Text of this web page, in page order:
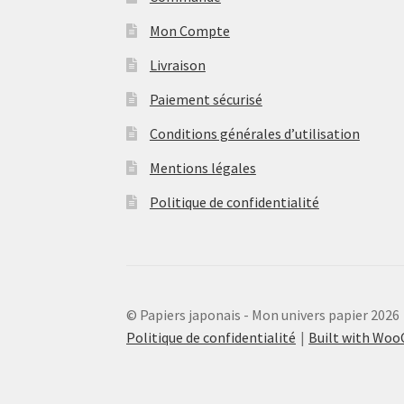
Mon Compte
Livraison
Paiement sécurisé
Conditions générales d’utilisation
Mentions légales
Politique de confidentialité
© Papiers japonais - Mon univers papier 2026
Politique de confidentialité
Built with